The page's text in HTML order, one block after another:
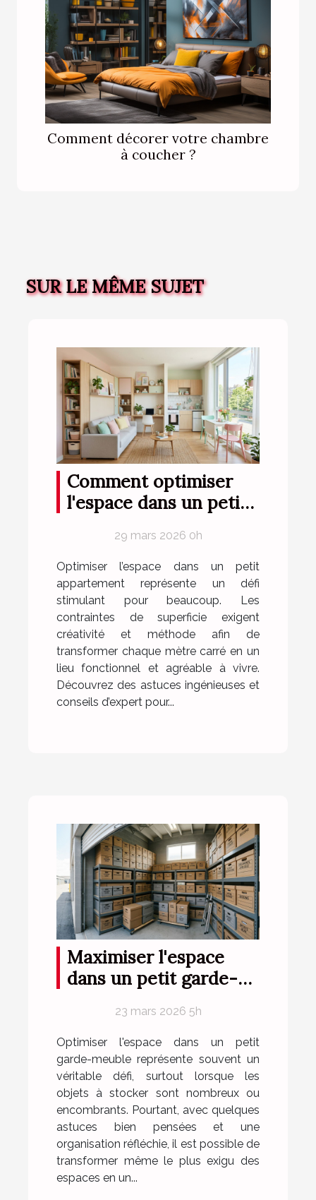
Comment décorer votre chambre
à coucher ?
SUR LE MÊME SUJET
Comment optimiser
l'espace dans un petit
29 mars 2026 0h
Optimiser l’espace dans un petit
appartement représente un défi
stimulant pour beaucoup. Les
contraintes de superficie exigent
créativité et méthode afin de
transformer chaque mètre carré en un
lieu fonctionnel et agréable à vivre.
Découvrez des astuces ingénieuses et
conseils d’expert pour...
Maximiser l'espace
dans un petit garde-
23 mars 2026 5h
Optimiser l'espace dans un petit
garde-meuble représente souvent un
véritable défi, surtout lorsque les
objets à stocker sont nombreux ou
encombrants. Pourtant, avec quelques
astuces bien pensées et une
organisation réfléchie, il est possible de
transformer même le plus exigu des
espaces en un...